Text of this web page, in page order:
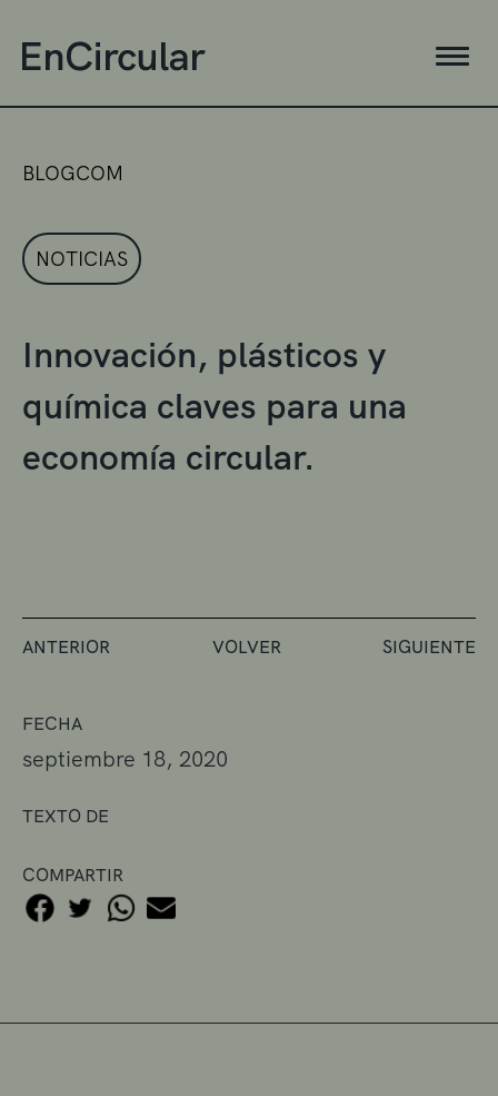
FECHA
septiembre 18, 2020
TEXTO DE
COMPARTIR
BLOGCOM
NOTICIAS
Innovación, plásticos y
química claves para una
economía circular.
ANTERIOR VOLVER SIGUIENTE